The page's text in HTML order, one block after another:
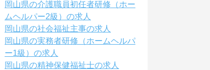
岡山県の介護職員初任者研修（ホー
ムヘルパー2級）の求人
岡山県の社会福祉主事の求人
岡山県の実務者研修（ホームヘルパ
ー1級）の求人
岡山県の精神保健福祉士の求人